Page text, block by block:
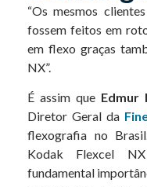
“Os mesmos
fossem feitos em
em flexo graças
NX”.
É assim que Edmur
Diretor Geral da
flexografia no
Kodak Flexcel
fundamental